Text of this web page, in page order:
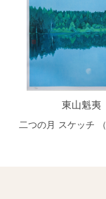
東山魁夷
二つの月 スケッチ （